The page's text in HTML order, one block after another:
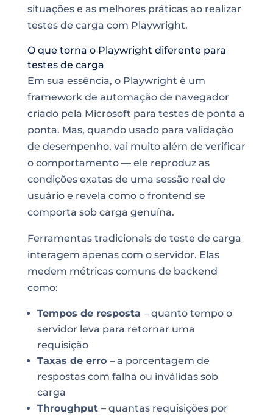
situações e as melhores práticas ao realizar
testes de carga com Playwright.
O que torna o Playwright diferente para
testes de carga
Em sua essência, o Playwright é um
framework de automação de navegador
criado pela Microsoft para testes de ponta a
ponta. Mas, quando usado para validação
de desempenho, vai muito além de verificar
o comportamento — ele reproduz as
condições exatas de uma sessão real de
usuário e revela como o frontend se
comporta sob carga genuína.
Ferramentas tradicionais de teste de carga
interagem apenas com o servidor. Elas
medem métricas comuns de backend
como:
Tempos de resposta – quanto tempo o
servidor leva para retornar uma
requisição
Taxas de erro – a porcentagem de
respostas com falha ou inválidas sob
carga
Throughput – quantas requisições por